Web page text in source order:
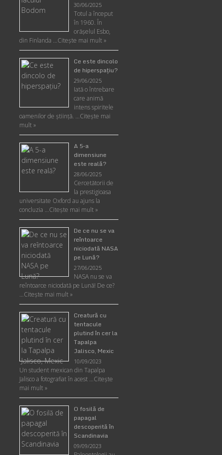
30/06/2025
Totul a început
în 1960. În
orășelul Esbo,
din Finlanda …Citește mai mult »
Ce este dincolo
de hiperspaţiu?
29/06/2025
Iată o întrebare
care animă
intens spiritele
oamenilor de ştiinţă. …Citește mai
mult »
A 5-a
dimensiune
este reală?
28/06/2025
Cercetătorii de
la prestigioasa
universitate Oxford au ajuns la
concluzia …Citește mai mult »
De ce nu se va
reîntoarce
niciodată NASA
pe Lună?
27/06/2025
NASA nu se va
reîntoarce niciodată pe Lună! De ce?
…Citește mai mult »
Creatură cu
tentacule
plutind în cer la
Tapalpa
Jalisco, Mexic
10/09/2023
Un student mexican din Tapalpa
Jalisco a fotografiat în acest …Citește
mai mult »
O fosilă de
papagal
descoperită în
Scandinavia
09/09/2023